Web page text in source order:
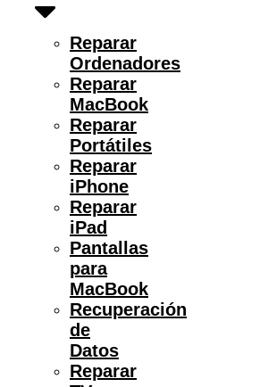
Reparar
Ordenadores
Reparar
MacBook
Reparar
Portátiles
Reparar
iPhone
Reparar
iPad
Pantallas
para
MacBook
Recuperación
de
Datos
Reparar